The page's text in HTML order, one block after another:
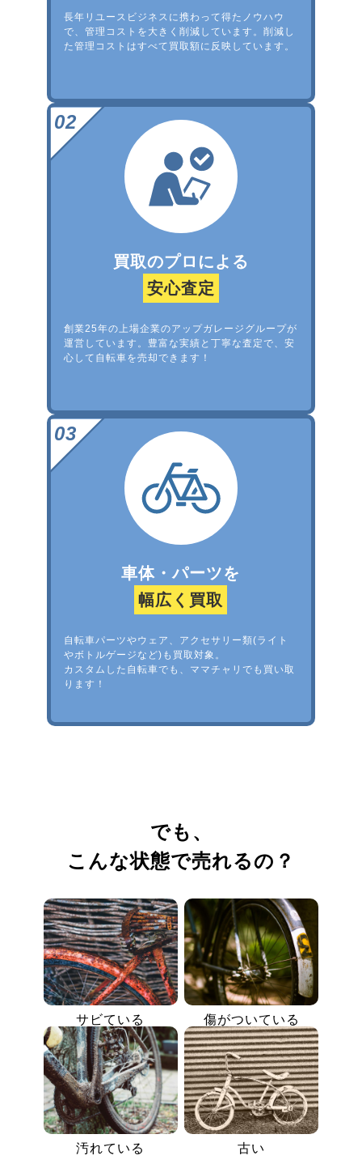
長年リユースビジネスに携わって得たノウハウ
で、管理コストを大きく削減しています。削減し
た管理コストはすべて買取額に反映しています。
買取のプロによる
安心査定
創業25年の上場企業のアップガレージグループが
運営しています。豊富な実績と丁寧な査定で、安
心して自転車を売却できます！
車体・パーツを
幅広く買取
自転車パーツやウェア、アクセサリー類(ライト
やボトルゲージなど)も買取対象。
カスタムした自転車でも、ママチャリでも買い取
ります！
でも、
こんな状態で売れるの？
サビている 傷がついている
汚れている 古い